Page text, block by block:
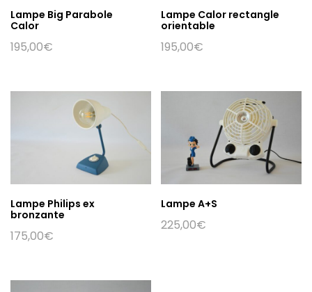
Lampe Big Parabole
Calor
195,00€
Lampe Calor rectangle
orientable
195,00€
Lampe Philips ex
bronzante
175,00€
Lampe A+S
225,00€